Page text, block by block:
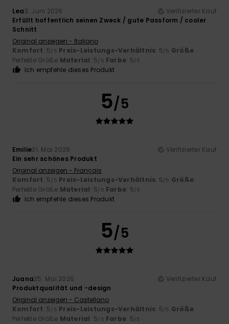
Lea3. Juni 2026
Verifizierter Kauf
Erfüllt hoffentlich seinen Zweck / gute Passform / cooler
Schnitt
Original anzeigen - Italiano
Komfort: 5/5 Preis-Leistungs-Verhältnis: 5/5 Größe:
Perfekte Größe Material: 5/5 Farbe: 5/5
Ich empfehle dieses Produkt
5/5
Emilie31. Mai 2026
Verifizierter Kauf
Ein sehr schönes Produkt
Original anzeigen - Français
Komfort: 5/5 Preis-Leistungs-Verhältnis: 5/5 Größe:
Perfekte Größe Material: 5/5 Farbe: 5/5
Ich empfehle dieses Produkt
5/5
Juana25. Mai 2026
Verifizierter Kauf
Produktqualität und -design
Original anzeigen - Castellano
Komfort: 5/5 Preis-Leistungs-Verhältnis: 5/5 Größe:
Perfekte Größe Material: 5/5 Farbe: 5/5